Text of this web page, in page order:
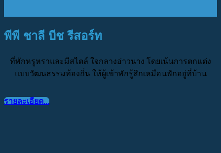
พีพี ชาลี บีช รีสอร์ท
ที่พักหรูหราและมีสไตล์ ใจกลางอ่าวนาง โดยเน้นการตกแต่ง
แบบวัฒนธรรมท้องถิ่น ให้ผู้เข้าพักรู้สึกเหมือนพักอยู่ที่บ้าน
รายละเอียด...